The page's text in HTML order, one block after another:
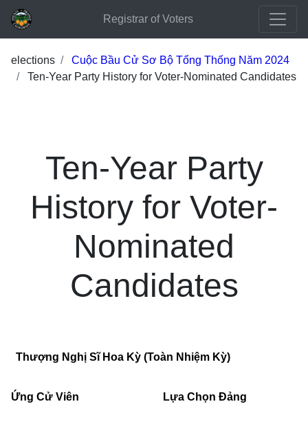
Registrar of Voters
elections
Cuộc Bầu Cử Sơ Bộ Tổng Thống Năm 2024
Ten-Year Party History for Voter-Nominated Candidates
Ten-Year Party
History for Voter-
Nominated
Candidates
Thượng Nghị Sĩ Hoa Kỳ (Toàn Nhiệm Kỳ)
Ứng Cử Viên Lựa Chọn Đảng